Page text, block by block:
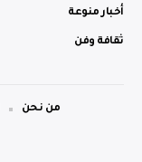
أخبار منوعة
ثقافة وفن
من نحن